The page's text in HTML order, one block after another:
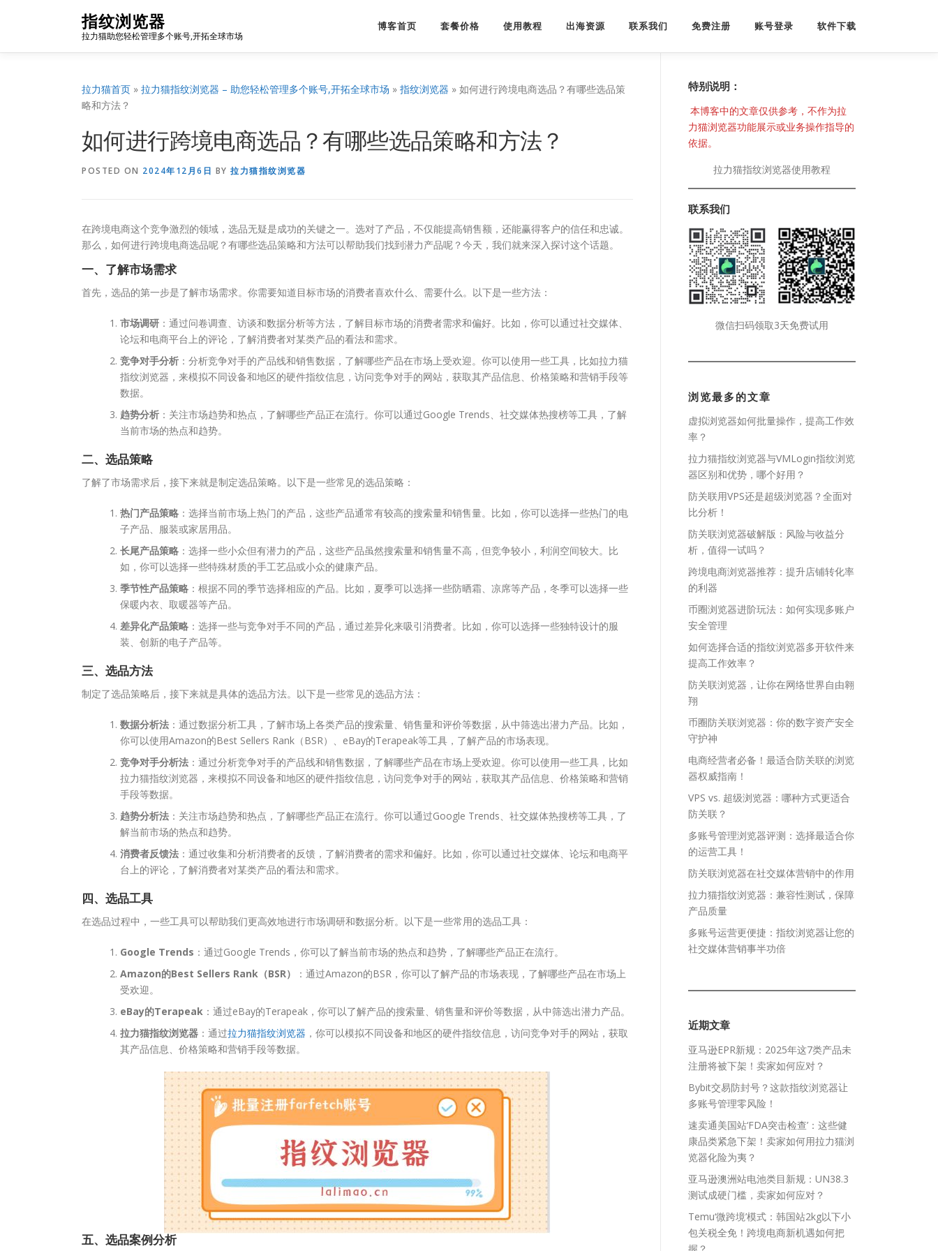
指纹浏览器
拉力猫助您轻松管理多个账号,开拓全球市场
博客首页 套餐价格 使用教程 出海资源 联系我们 免费注册 账号登录 软件下载
拉力猫首页 » 拉力猫指纹浏览器 – 助您轻松管理多个账号,开拓全球市场 » 指纹浏览器 » 如何进行跨境电商选品？有哪些选品策
略和方法？
如何进行跨境电商选品？有哪些选品策略和方法？
POSTED ON 2024年12月6日 BY 拉力猫指纹浏览器
在跨境电商这个竞争激烈的领域，选品无疑是成功的关键之一。选对了产品，不仅能提高销售额，还能赢得客户的信任和忠诚。
那么，如何进行跨境电商选品呢？有哪些选品策略和方法可以帮助我们找到潜力产品呢？今天，我们就来深入探讨这个话题。
一、了解市场需求
首先，选品的第一步是了解市场需求。你需要知道目标市场的消费者喜欢什么、需要什么。以下是一些方法：
市场调研 ：通过问卷调查、访谈和数据分析等方法，了解目标市场的消费者需求和偏好。比如，你可以通过社交媒体、
论坛和电商平台上的评论，了解消费者对某类产品的看法和需求。
竞争对手分析 ：分析竞争对手的产品线和销售数据，了解哪些产品在市场上受欢迎。你可以使用一些工具，比如拉力猫
指纹浏览器，来模拟不同设备和地区的硬件指纹信息，访问竞争对手的网站，获取其产品信息、价格策略和营销手段等
数据。
趋势分析 ：关注市场趋势和热点，了解哪些产品正在流行。你可以通过Google Trends、社交媒体热搜榜等工具，了解
当前市场的热点和趋势。
二、选品策略
了解了市场需求后，接下来就是制定选品策略。以下是一些常见的选品策略：
热门产品策略 ：选择当前市场上热门的产品，这些产品通常有较高的搜索量和销售量。比如，你可以选择一些热门的电
子产品、服装或家居用品。
长尾产品策略 ：选择一些小众但有潜力的产品，这些产品虽然搜索量和销售量不高，但竞争较小，利润空间较大。比
如，你可以选择一些特殊材质的手工艺品或小众的健康产品。
季节性产品策略 ：根据不同的季节选择相应的产品。比如，夏季可以选择一些防晒霜、凉席等产品，冬季可以选择一些
保暖内衣、取暖器等产品。
差异化产品策略 ：选择一些与竞争对手不同的产品，通过差异化来吸引消费者。比如，你可以选择一些独特设计的服
装、创新的电子产品等。
三、选品方法
制定了选品策略后，接下来就是具体的选品方法。以下是一些常见的选品方法：
数据分析法 ：通过数据分析工具，了解市场上各类产品的搜索量、销售量和评价等数据，从中筛选出潜力产品。比如，
你可以使用Amazon的Best Sellers Rank（BSR）、eBay的Terapeak等工具，了解产品的市场表现。
竞争对手分析法 ：通过分析竞争对手的产品线和销售数据，了解哪些产品在市场上受欢迎。你可以使用一些工具，比如
拉力猫指纹浏览器，来模拟不同设备和地区的硬件指纹信息，访问竞争对手的网站，获取其产品信息、价格策略和营销
手段等数据。
趋势分析法 ：关注市场趋势和热点，了解哪些产品正在流行。你可以通过Google Trends、社交媒体热搜榜等工具，了
解当前市场的热点和趋势。
消费者反馈法 ：通过收集和分析消费者的反馈，了解消费者的需求和偏好。比如，你可以通过社交媒体、论坛和电商平
台上的评论，了解消费者对某类产品的看法和需求。
四、选品工具
在选品过程中，一些工具可以帮助我们更高效地进行市场调研和数据分析。以下是一些常用的选品工具：
Google Trends ：通过Google Trends，你可以了解当前市场的热点和趋势，了解哪些产品正在流行。
Amazon的Best Sellers Rank（BSR）
：通过Amazon的BSR，你可以了解产品的市场表现，了解哪些产品在市场上
受欢迎。
eBay的Terapeak ：通过eBay的Terapeak，你可以了解产品的搜索量、销售量和评价等数据，从中筛选出潜力产品。
拉力猫指纹浏览器 ：通过拉力猫指纹浏览器 ，你可以模拟不同设备和地区的硬件指纹信息，访问竞争对手的网站，获取
其产品信息、价格策略和营销手段等数据。
五、选品案例分析
特别说明：
本博客中的文章仅供参考，不作为拉
力猫浏览器功能展示或业务操作指导的
依据。
拉力猫指纹浏览器使用教程
联系我们
微信扫码领取3天免费试用
浏览最多的文章
虚拟浏览器如何批量操作，提高工作效
率？
拉力猫指纹浏览器与VMLogin指纹浏览
器区别和优势，哪个好用？
防关联用VPS还是超级浏览器？全面对
比分析！
防关联浏览器破解版：风险与收益分
析，值得一试吗？
跨境电商浏览器推荐：提升店铺转化率
的利器
币圈浏览器进阶玩法：如何实现多账户
安全管理
如何选择合适的指纹浏览器多开软件来
提高工作效率？
防关联浏览器，让你在网络世界自由翱
翔
币圈防关联浏览器：你的数字资产安全
守护神
电商经营者必备！最适合防关联的浏览
器权威指南！
VPS vs. 超级浏览器：哪种方式更适合
防关联？
多账号管理浏览器评测：选择最适合你
的运营工具！
防关联浏览器在社交媒体营销中的作用
拉力猫指纹浏览器：兼容性测试，保障
产品质量
多账号运营更便捷：指纹浏览器让您的
社交媒体营销事半功倍
近期文章
亚马逊EPR新规：2025年这7类产品未
注册将被下架！卖家如何应对？
Bybit交易防封号？这款指纹浏览器让
多账号管理零风险！
速卖通美国站‘FDA突击检查’：这些健
康品类紧急下架！卖家如何用拉力猫浏
览器化险为夷？
亚马逊澳洲站电池类目新规：UN38.3
测试成硬门槛，卖家如何应对？
Temu‘微跨境’模式：韩国站2kg以下小
包关税全免！跨境电商新机遇如何把